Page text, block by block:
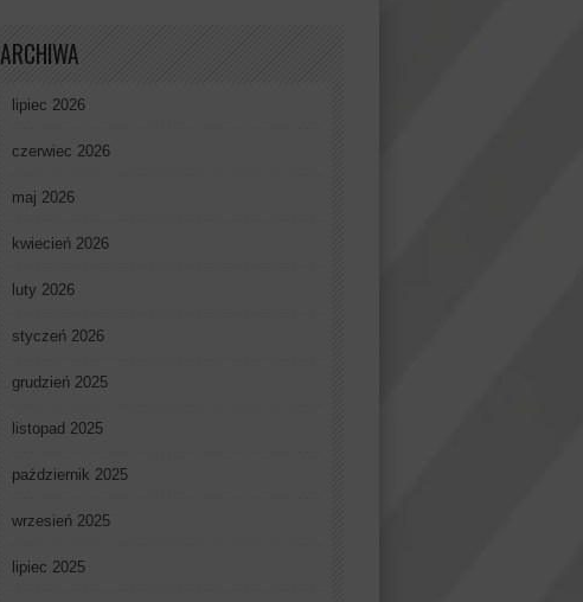
ARCHIWA
lipiec 2026
czerwiec 2026
maj 2026
kwiecień 2026
luty 2026
styczeń 2026
grudzień 2025
listopad 2025
październik 2025
wrzesień 2025
lipiec 2025